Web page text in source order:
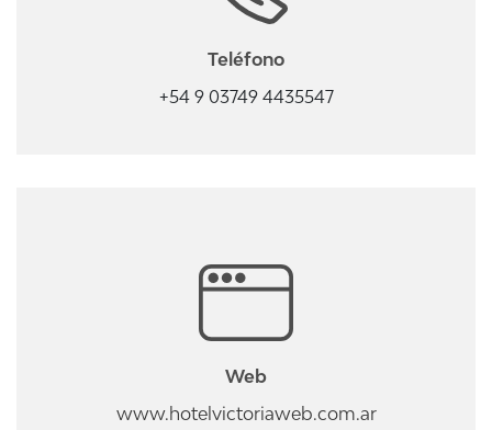
Teléfono
+54 9 03749 4435547
Web
www.hotelvictoriaweb.com.ar